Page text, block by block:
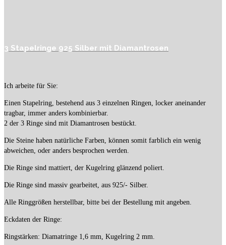
3 Stapelringe 925 Silber mit Diamantrosen
Ich arbeite für Sie:
Einen Stapelring, bestehend aus 3 einzelnen Ringen, locker aneinander
tragbar, immer anders kombinierbar.
2 der 3 Ringe sind mit Diamantrosen bestückt.
Die Steine haben natürliche Farben, können somit farblich ein wenig
abweichen, oder anders besprochen werden.
Die Ringe sind mattiert, der Kugelring glänzend poliert.
Die Ringe sind massiv gearbeitet, aus 925/- Silber.
Alle Ringgrößen herstellbar, bitte bei der Bestellung mit angeben.
Eckdaten der Ringe:
Ringstärken: Diamatringe 1,6 mm, Kugelring 2 mm.